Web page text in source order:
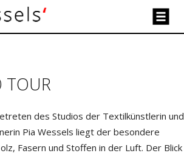
TOUR
des Studios der Textilkünstlerin und
Pia Wessels liegt der besondere
Fasern und Stoffen in der Luft. Der Blick